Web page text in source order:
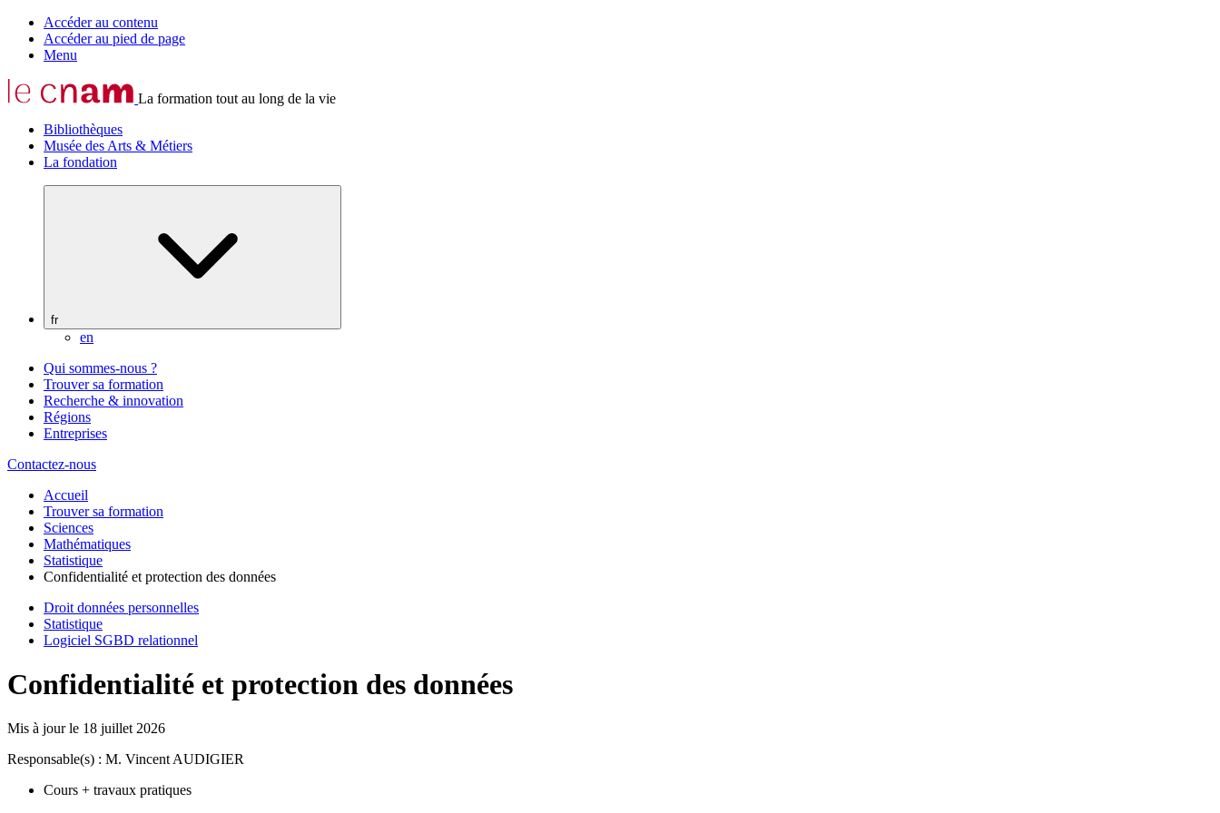
Accéder au contenu
Accéder au pied de page
Menu
La formation tout au long de la vie
Bibliothèques
Musée des Arts & Métiers
La fondation
fr
en
Qui sommes-nous ?
Trouver sa formation
Recherche & innovation
Régions
Entreprises
Contactez-nous
Accueil
Trouver sa formation
Sciences
Mathématiques
Statistique
Confidentialité et protection des données
Droit données personnelles
Statistique
Logiciel SGBD relationnel
Confidentialité et protection des données
Mis à jour le 18 juillet 2026
Responsable(s) : M. Vincent AUDIGIER
Cours + travaux pratiques